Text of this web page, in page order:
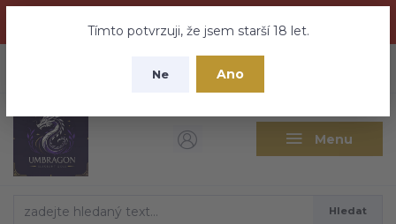
nebuďte vyděšeni zde najdete vše a ještě mnohem víc
Tímto potvrzuji, že jsem starší 18 let.
Ne Ano
Menu
CZK
Hledat